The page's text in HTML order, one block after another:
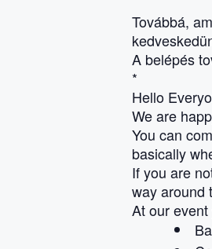
Továbbá,
A belépés
*
Hello
We are
You can
basically
If you are
way around
At our